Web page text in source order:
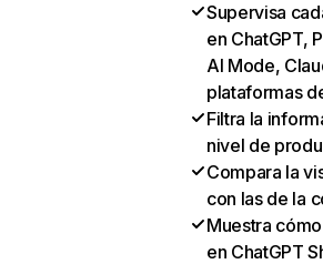
Supervisa
en ChatGPT,
AI Mode,
plataformas
Filtra la
nivel de
Compara la
con las de la
Muestra
en ChatGPT